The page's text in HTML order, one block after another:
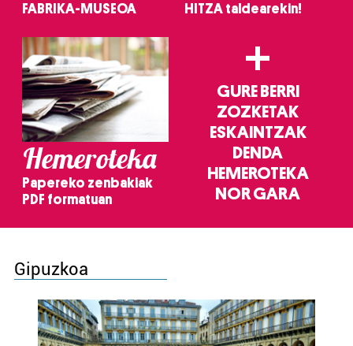
FABRIKA-MUSEOA
HITZA taldearekin!
Hemeroteka
Papereko zenbakiak
PDF formatuan
+
GURE BERRI
ZOZKETAK
ESKAINTZAK
DENDA
HEMEROTEKA
NOR GARA
Gipuzkoa